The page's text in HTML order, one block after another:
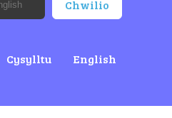
Cysylltu English